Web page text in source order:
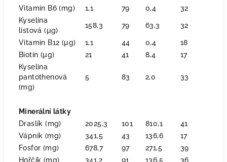
Vitamin B6 (mg)
1,1 79 0,4
32
Kyselina
listová (µg)
158,3 79 63,3 32
Vitamin B12 (µg) 1,1 44 0,4
18
Biotin (µg)
21 41 8,4
17
Kyselina
pantothenová
(mg)
5 83 2,0 33
Minerální látky
Draslík (mg)
2025,3 101 810,1
41
Vápník (mg)
341,5 43 136,6
17
Fosfor (mg)
678,7 97 271,5
39
Hořčík (mg)
341,2 91 136,5
36